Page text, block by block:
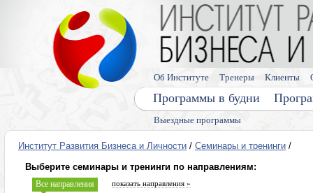
Выездные программы
Программы в будни
Об Институте Тренеры Клиенты
Институт Развития Бизнеса и Личности / Семинары и тренинги /
Выберите семинары и тренинги по направлениям:
Все направления показать направления »